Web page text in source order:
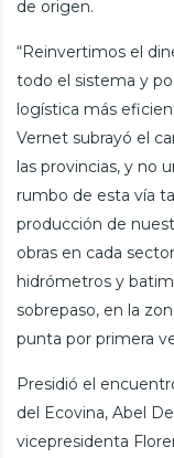
de origen.
“Reinvertimos el
todo el sistema y
logística más
Vernet subrayó el
las provincias, y no
rumbo de esta vía
producción de
obras en cada
hidrómetros y
sobrepaso, en la
punta por primera
Presidió el
del Ecovina, Abel
vicepresidenta